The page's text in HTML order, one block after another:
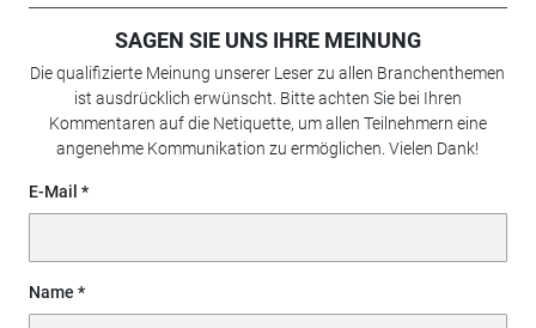
SAGEN SIE UNS IHRE MEINUNG
Die qualifizierte Meinung unserer Leser zu allen Branchenthemen
ist ausdrücklich erwünscht. Bitte achten Sie bei Ihren
Kommentaren auf die Netiquette, um allen Teilnehmern eine
angenehme Kommunikation zu ermöglichen. Vielen Dank!
E-Mail
Name